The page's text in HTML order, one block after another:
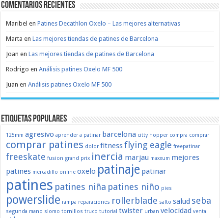
Comentarios recientes
Maribel enPatines Decathlon Oxelo – Las mejores alternativas
Marta enLas mejores tiendas de patines de Barcelona
Joan enLas mejores tiendas de patines de Barcelona
Rodrigo enAnálisis patines Oxelo MF 500
Juan enAnálisis patines Oxelo MF 500
Etiquetas populares
125mm agresivo aprender a patinar barcelona citty hopper compra comprar
comprar patines dolor fitnessflying eagle freepatinar
freeskate fusion grand prix inercia marjau maxxum mejores
patines mercadillo online oxelo patinaje patinar
patines patines niña patines niño pies
powerslide rampa reparaciones rollerblade salto salud seba
segunda mano slomo tornillos truco tutorial twister urban velocidad venta